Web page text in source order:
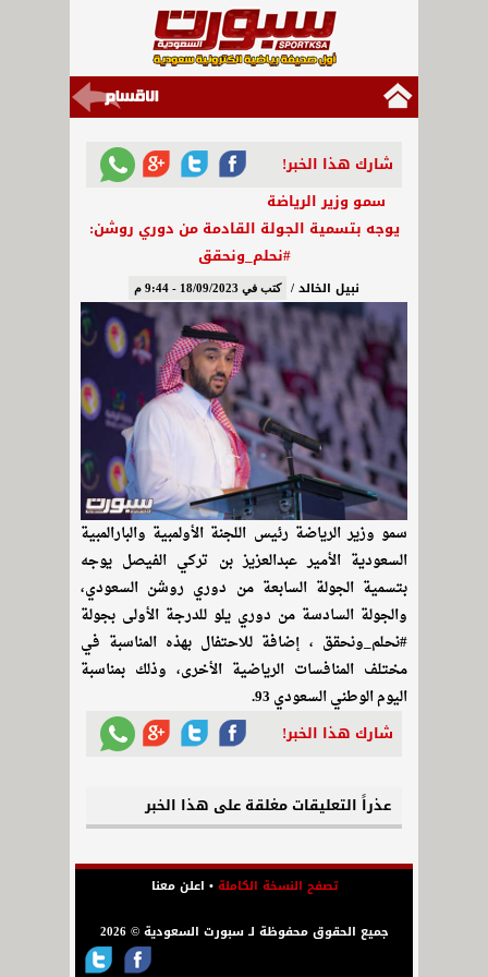
شارك هذا الخبر!
سمو وزير الرياضة
يوجه بتسمية الجولة القادمة من دوري روشن:
#نحلم_ونحقق
نبيل الخالد / كتب في 18/09/2023 - 9:44 م
‏سمو وزير الرياضة رئيس اللجنة الأولمبية والبارالمبية
السعودية الأمير عبدالعزيز بن تركي الفيصل يوجه
بتسمية الجولة السابعة من دوري روشن السعودي،
والجولة السادسة من دوري يلو للدرجة الأولى بجولة
⁧‫#نحلم_ونحقق ،‬⁩ إضافة للاحتفال بهذه المناسبة في
مختلف المنافسات الرياضية الأخرى، وذلك بمناسبة
اليوم الوطني السعودي 93.
شارك هذا الخبر!
عذراً التعليقات مغلقة على هذا الخبر
تصفح النسخة الكاملة• اعلن معنا
جميع الحقوق محفوظة لـ سبورت السعودية © 2026